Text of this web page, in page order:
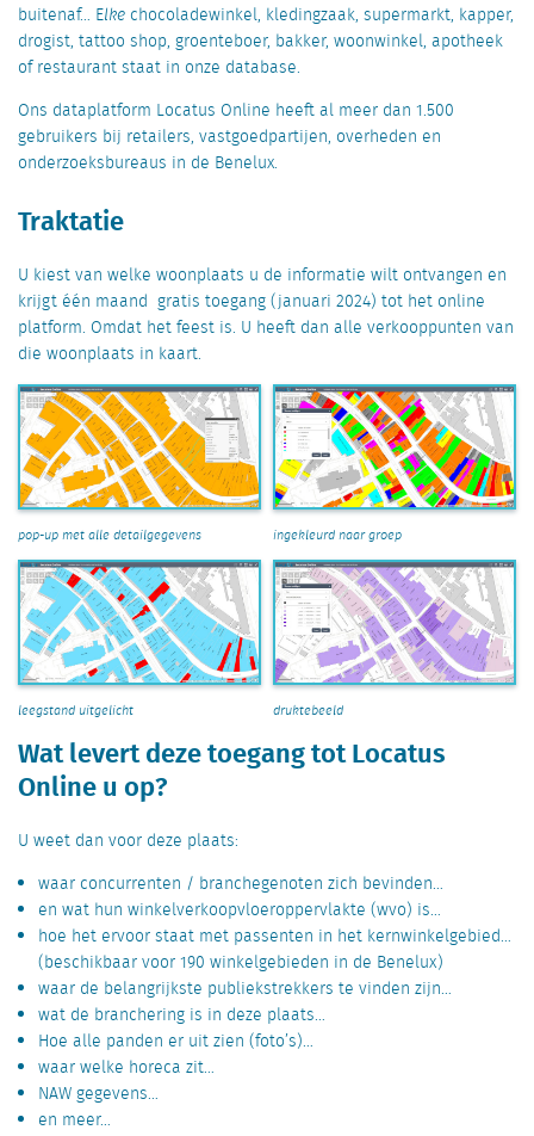
buitenaf… Elke chocoladewinkel, kledingzaak, supermarkt, kapper,
drogist, tattoo shop, groenteboer, bakker, woonwinkel, apotheek
of restaurant staat in onze database.
Ons dataplatform Locatus Online heeft al meer dan 1.500
gebruikers bij retailers, vastgoedpartijen, overheden en
onderzoeksbureaus in de Benelux.
Traktatie
U kiest van welke woonplaats u de informatie wilt ontvangen en
krijgt één maand gratis toegang (januari 2024) tot het online
platform. Omdat het feest is. U heeft dan alle verkooppunten van
die woonplaats in kaart.
pop-up met alle detailgegevens ingekleurd naar groep
leegstand uitgelicht druktebeeld
Wat levert deze toegang tot Locatus
Online u op?
U weet dan voor deze plaats:
waar concurrenten / branchegenoten zich bevinden…
en wat hun winkelverkoopvloeroppervlakte (wvo) is…
hoe het ervoor staat met passenten in het kernwinkelgebied…
(beschikbaar voor 190 winkelgebieden in de Benelux)
waar de belangrijkste publiekstrekkers te vinden zijn…
wat de branchering is in deze plaats…
Hoe alle panden er uit zien (foto’s)…
waar welke horeca zit…
NAW gegevens…
en meer…